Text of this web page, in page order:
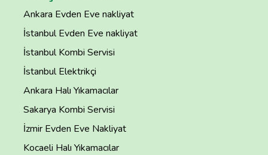
Ankara Evden Eve nakliyat
İstanbul Evden Eve nakliyat
İstanbul Kombi Servisi
İstanbul Elektrikçi
Ankara Halı Yıkamacılar
Sakarya Kombi Servisi
İzmir Evden Eve Nakliyat
Kocaeli Halı Yıkamacılar